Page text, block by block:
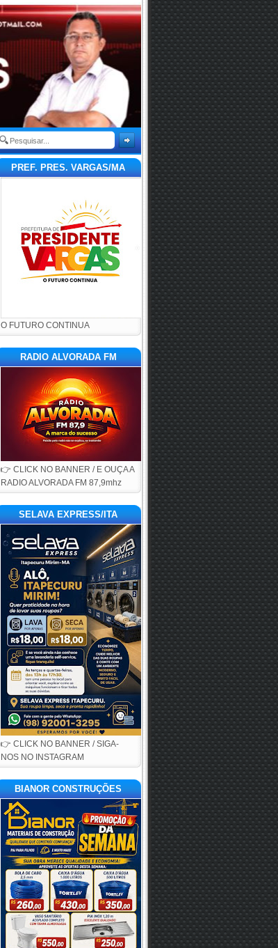
PREF. PRES. VARGAS/MA
O FUTURO CONTINUA
RADIO ALVORADA FM
👉 CLICK NO BANNER / E OUÇA A
RADIO ALVORADA FM 87,9mhz
SELAVA EXPRESS/ITA
👉 CLICK NO BANNER / SIGA-
NOS NO INSTAGRAM
BIANOR CONSTRUÇÕES